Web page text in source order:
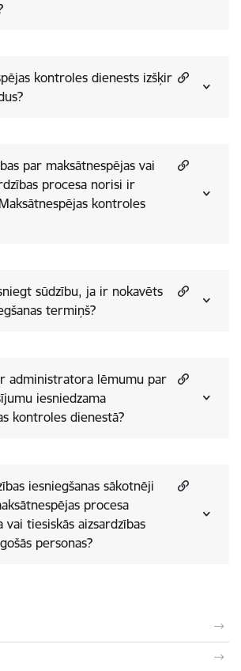
kontroles dienests izšķir
par maksātnespējas vai
procesa norisi ir
kontroles
sūdzību, ja ir nokavēts
termiņš?
administratora lēmumu par
iesniedzama
kontroles dienestā?
iesniegšanas sākotnēji
procesa
tiesiskās aizsardzības
personas?